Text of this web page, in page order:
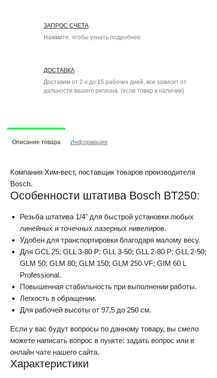
ЗАПРОС СЧЕТА
Нажмите, чтобы узнать подробнее:
ДОСТАВКА
Доставим от 2-х до 15 рабочих дней, все зависит от
дальности вашего региона. (если товар в наличии)
Описание товара Информация
Компания Хим-вест, поставщик товаров производителя
Bosch.
Особенности штатива Bosch BT250:
Резьба штатива 1/4" для быстрой установки любых
линейных и точечных лазерных нивелиров.
Удобен для транспортировки благодаря малому весу.
Для GCL 25; GLL 3-80 P; GLL 3-50; GLL 2-80 P; GLL 2-50;
GLM 50; GLM 80; GLM 150; GLM 250 VF; GIM 60 L
Professional.
Повышенная стабильность при выполнении работы.
Легкость в обращении.
Для рабочей высоты от 97,5 до 250 см.
Если у вас будут вопросы по данному товару, вы смело
можете написать вопрос в пункте: задать вопрос или в
онлайн чате нашего сайта.
Характеристики